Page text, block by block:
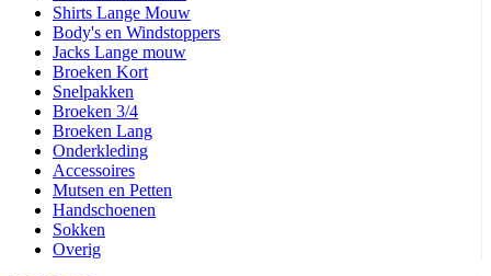
Shirts Lange Mouw
Body's en Windstoppers
Jacks Lange mouw
Broeken Kort
Snelpakken
Broeken 3/4
Broeken Lang
Onderkleding
Accessoires
Mutsen en Petten
Handschoenen
Sokken
Overig